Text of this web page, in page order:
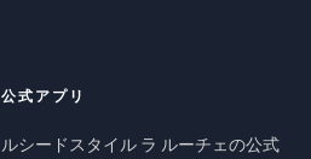
公式アプリ
ルシードスタイル ラ ルーチェの公式